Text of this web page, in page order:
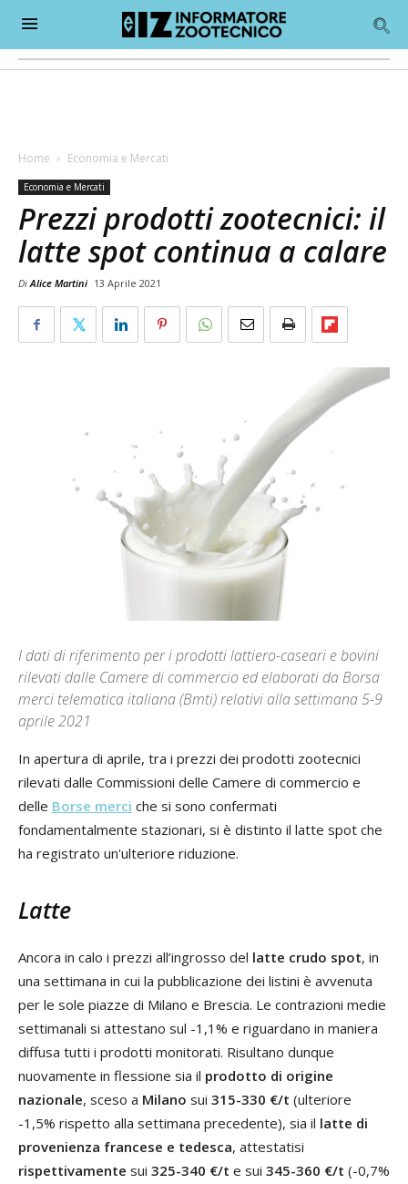
Home Economia e Mercati
Economia e Mercati
Prezzi prodotti zootecnici: il
latte spot continua a calare
DiAlice Martini 13 Aprile 2021
I dati di riferimento per i prodotti lattiero-caseari e bovini
rilevati dalle Camere di commercio ed elaborati da Borsa
merci telematica italiana (Bmti) relativi alla settimana 5-9
aprile 2021
In apertura di aprile, tra i prezzi dei prodotti zootecnici
rilevati dalle Commissioni delle Camere di commercio e
delle Borse merci che si sono confermati
fondamentalmente stazionari, si è distinto il latte spot che
ha registrato un'ulteriore riduzione.
Latte
Ancora in calo i prezzi all’ingrosso del latte crudo spot, in
una settimana in cui la pubblicazione dei listini è avvenuta
per le sole piazze di Milano e Brescia. Le contrazioni medie
settimanali si attestano sul -1,1% e riguardano in maniera
diffusa tutti i prodotti monitorati. Risultano dunque
nuovamente in flessione sia il prodotto di origine
nazionale, sceso a Milano sui 315-330 €/t (ulteriore
-1,5% rispetto alla settimana precedente), sia il latte di
provenienza francese e tedesca, attestatisi
rispettivamente sui 325-340 €/t e sui 345-360 €/t (-0,7%